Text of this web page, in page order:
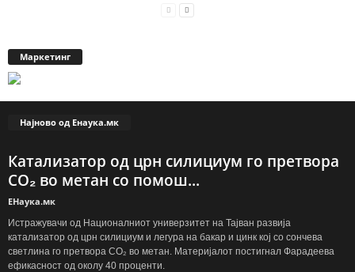
Маркетинг
Најново од Енаука.мк
Катализатор од црн силициум го претвора
CO₂ во метан со помош...
ЕНаука.мк
Истражувачи од Националниот универзитет на Тајван развија
катализатор од црн силициум и легура на бакар и цинк кој со сончева
светлина го претвора CO₂ во метан. Материјалот постигнал Фарадеева
ефикасност од околу 40 проценти.